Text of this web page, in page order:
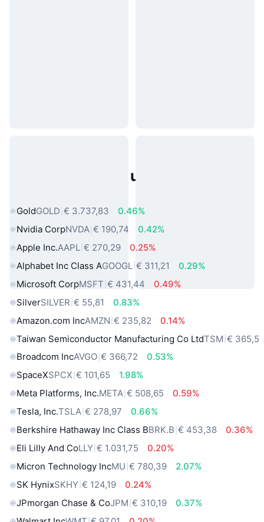
Populaire activa uit de echte
GoldGOLD € 3.737,83
0.46%
Nvidia CorpNVDA € 190,74
0.42%
Apple Inc.AAPL € 270,29
0.25%
Alphabet Inc Class AGOOGL € 311,21
0.29%
Microsoft CorpMSFT € 431,44
0.49%
SilverSILVER € 55,81
0.83%
Amazon.com IncAMZN € 235,82
0.14%
Taiwan Semiconductor Manufacturing Co LtdTSM € 365,5
Broadcom IncAVGO € 366,72
0.53%
SpaceXSPCX € 101,65
1.98%
Meta Platforms, Inc.META € 508,65
0.59%
Tesla, Inc.TSLA € 278,97
0.66%
Berkshire Hathaway Inc Class BBRK.B € 453,38
0.36%
Eli Lilly And CoLLY € 1.031,75
0.20%
Micron Technology IncMU € 780,39
2.07%
SK HynixSKHY € 124,19
0.24%
JPmorgan Chase & CoJPM € 310,19
0.37%